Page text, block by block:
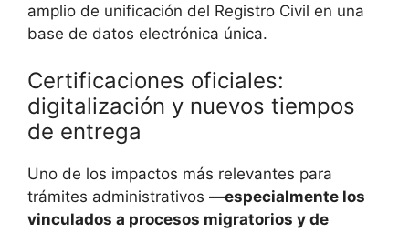
amplio de unificación del Registro Civil en una
base de datos electrónica única.
Certificaciones oficiales:
digitalización y nuevos tiempos
de entrega
Uno de los impactos más relevantes para
trámites administrativos —especialmente los
vinculados a procesos migratorios y de